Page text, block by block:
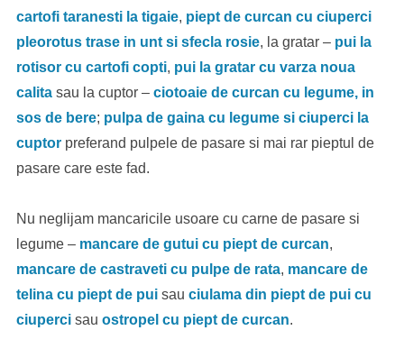
cartofi taranesti la tigaie, piept de curcan cu ciuperci
pleorotus trase in unt si sfecla rosie, la gratar – pui la
rotisor cu cartofi copti, pui la gratar cu varza noua
calitasau la cuptor – ciotoaie de curcan cu legume, in
sos de bere; pulpa de gaina cu legume si ciuperci la
cuptorpreferand pulpele de pasare si mai rar pieptul de
pasare care este fad.
Nu neglijam mancaricile usoare cu carne de pasare si
legume – mancare de gutui cu piept de curcan,
mancare de castraveti cu pulpe de rata, mancare de
telina cu piept de puisau ciulama din piept de pui cu
ciupercisau ostropel cu piept de curcan.